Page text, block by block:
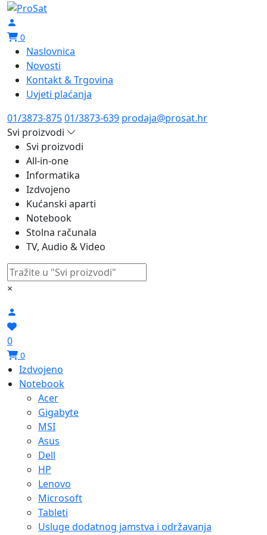
0
Naslovnica
Novosti
Kontakt & Trgovina
Uvjeti plaćanja
01/3873-87501/3873-639 prodaja@prosat.hr
Svi proizvodi
Svi proizvodi
All-in-one
Informatika
Izdvojeno
Kućanski aparti
Notebook
Stolna računala
TV, Audio & Video
×
0
0
Izdvojeno
Notebook
Acer
Gigabyte
MSI
Asus
Dell
HP
Lenovo
Microsoft
Tableti
Usluge dodatnog jamstva i održavanja